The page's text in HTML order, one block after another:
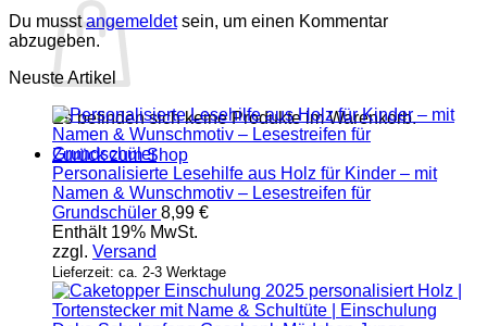
Es befinden sich keine Produkte im Warenkorb.
Zurück zum Shop
Du musstangemeldetsein, um einen Kommentar
abzugeben.
Neuste Artikel
Personalisierte Lesehilfe aus Holz für Kinder – mit
Namen & Wunschmotiv – Lesestreifen für
Grundschüler 8,99 €
Enthält 19% MwSt.
zzgl. Versand
Lieferzeit: ca. 2-3 Werktage